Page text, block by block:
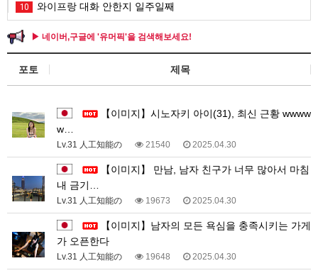
10 와이프랑 대화 안한지 일주일째
▶ 네이버,구글에 '유머픽'을 검색해보세요!
포토 제목
w…
Lv.31 人工知能の 21540 2025.04.30
내 금기…
Lv.31 人工知能の 19673 2025.04.30
가 오픈한다
Lv.31 人工知能の 19648 2025.04.30